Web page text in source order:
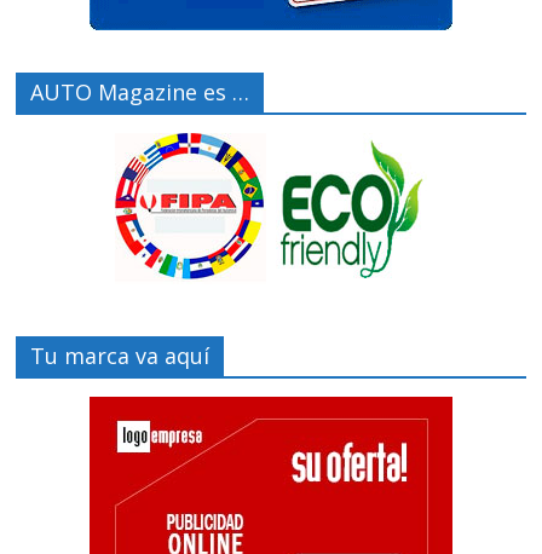
AUTO Magazine es …
Tu marca va aquí